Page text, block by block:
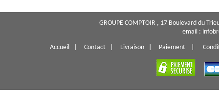
GROUPE COMPTOIR , 17 Boulevard du
email :
Accueil Contact Livraison Paiement